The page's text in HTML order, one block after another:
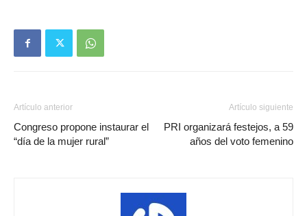
Artículo anterior
Congreso propone instaurar el
“día de la mujer rural”
Artículo siguiente
PRI organizará festejos, a 59
años del voto femenino